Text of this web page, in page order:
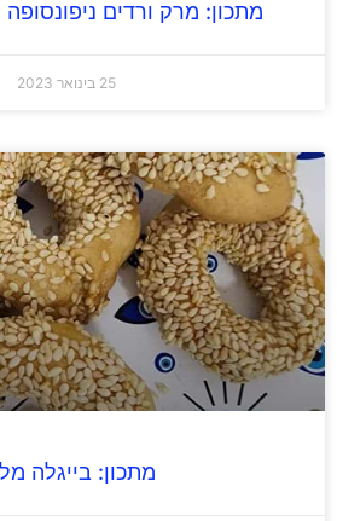
מתכון: מרק ורדים ניפונסופה Nyponsoppa
מתכון: בייגלה מלוח